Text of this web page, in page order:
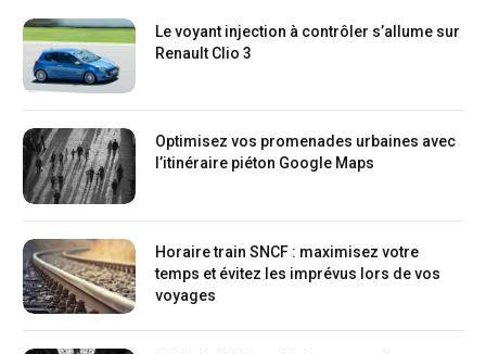
Le voyant injection à contrôler s’allume sur
Renault Clio 3
Optimisez vos promenades urbaines avec
l’itinéraire piéton Google Maps
Horaire train SNCF : maximisez votre
temps et évitez les imprévus lors de vos
voyages